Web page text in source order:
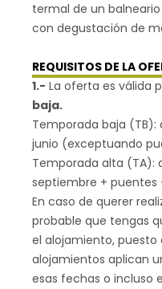
termal de un
con degustación de
REQUISITOS DE LA
1.- La oferta es válida
baja.
Temporada baja (TB):
junio (exceptuando
Temporada alta (TA):
septiembre + puentes
En caso de querer
probable que tengas
el alojamiento, puesto
alojamientos aplican
esas fechas o incluso